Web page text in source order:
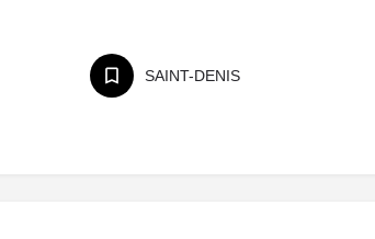
SAINT-DENIS